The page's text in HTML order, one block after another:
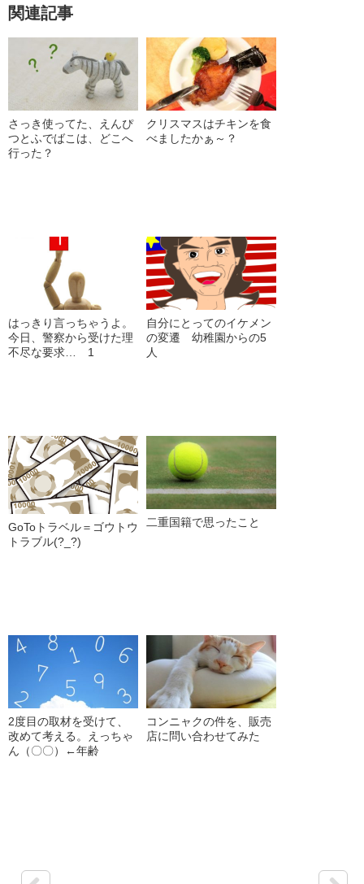
関連記事
さっき使ってた、えんぴ
つとふでばこは、どこへ
行った？
クリスマスはチキンを食
べましたかぁ～？
はっきり言っちゃうよ。
今日、警察から受けた理
不尽な要求… 1
自分にとってのイケメン
の変遷 幼稚園からの5
人
GoToトラベル＝ゴウトウ
トラブル(?_?)
二重国籍で思ったこと
2度目の取材を受けて、
改めて考える。えっちゃ
ん（〇〇）←年齢
コンニャクの件を、販売
店に問い合わせてみた